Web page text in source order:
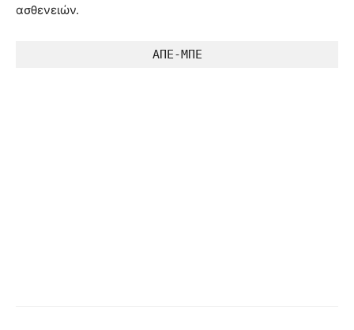
ασθενειών.
ΑΠΕ-ΜΠΕ